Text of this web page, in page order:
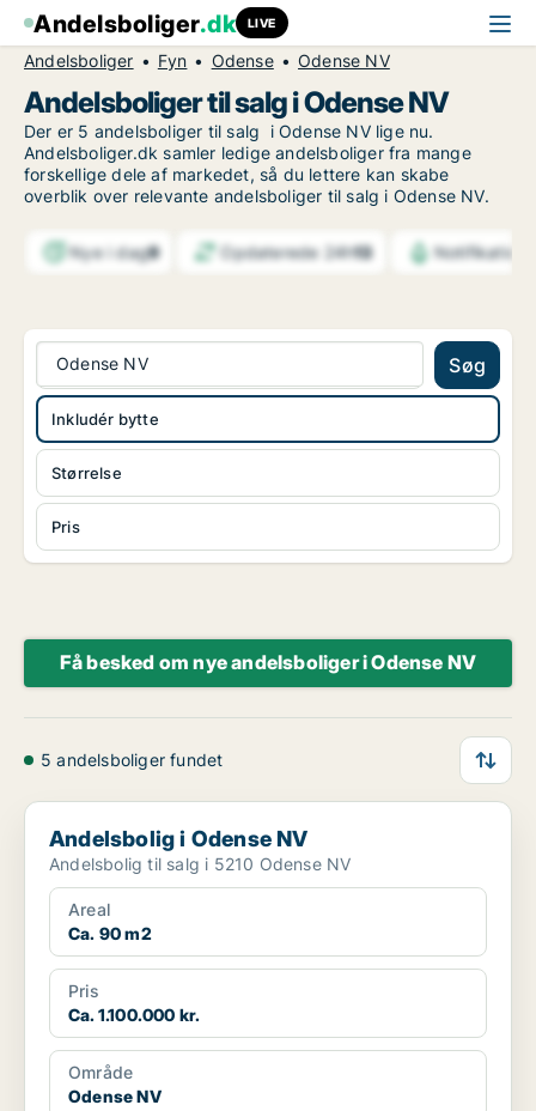
Andelsboliger.dk LIVE
Andelsboliger Fyn Odense Odense NV
Andelsboliger til salg i Odense NV
Der er 5 andelsboliger til salg i Odense NV lige nu.
Andelsboliger.dk samler ledige andelsboliger fra mange
forskellige dele af markedet, så du lettere kan skabe
overblik over relevante andelsboliger til salg i Odense NV.
Nye i dag9 Opdaterede 24h13
Odense NV Søg
Størrelse
Pris
Inkludér bytte
Få besked om nye andelsboliger i Odense NV
5 andelsboliger fundet
Andelsbolig i Odense NV
Andelsbolig i Odense NV
Andelsbolig til salg i 5210 Odense NV
Areal
Ca. 90 m2
Pris
Ca. 1.100.000 kr.
Område
Odense NV